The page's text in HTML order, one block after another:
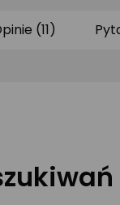
(11)